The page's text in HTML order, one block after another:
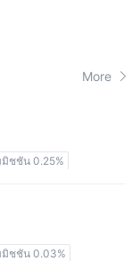
More
ชชัน 0.25%
ชชัน 0.03%